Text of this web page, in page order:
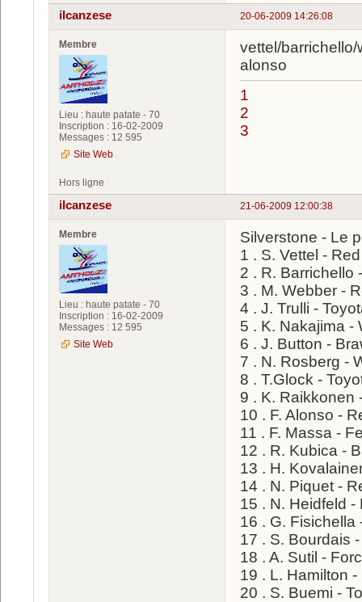
20-06-2009 14:26:08
ilcanzese
Membre
Lieu : haute patate - 70
Inscription : 16-02-2009
Messages : 12 595
Site Web
vettel/
alonso
1
2
3
Hors ligne
21-06-2009 12:00:38
ilcanzese
Membre
Lieu : haute patate - 70
Inscription : 16-02-2009
Messages : 12 595
Site Web
Silverstone - Le
1 . S. Vettel -
2 . R. Barrichello
3 . M. Webber -
4 . J. Trulli -
5 . K. Nakajima -
6 . J. Button -
7 . N. Rosberg -
8 . T.Glock -
9 . K. Raikkonen
10 . F. Alonso -
11 . F. Massa -
12 . R. Kubica -
13 . H.
14 . N. Piquet -
15 . N. Heidfeld
16 . G.
17 . S. Bourdais
18 . A. Sutil -
19 . L. Hamilton
20 . S. Buemi -